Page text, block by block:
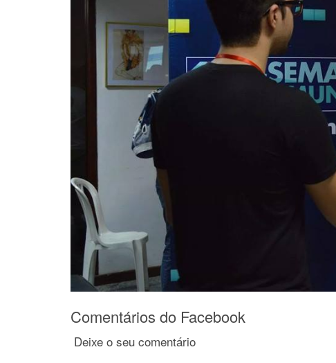
Comentários do Facebook
Deixe o seu comentário